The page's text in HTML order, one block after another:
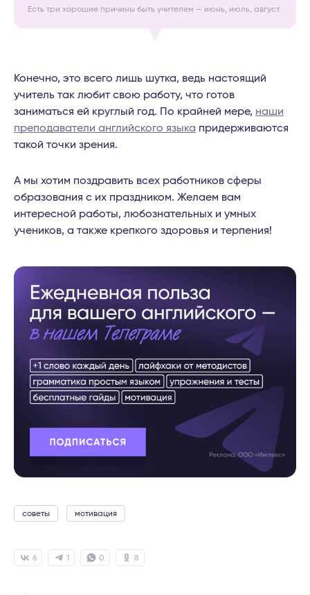
Есть три хорошие причины быть учителем — июнь, июль, август.
Конечно, это всего лишь шутка, ведь настоящий
учитель так любит свою работу, что готов
заниматься ей круглый год. По крайней мере, наши
преподаватели английского языка придерживаются
такой точки зрения.
А мы хотим поздравить всех работников сферы
образования с их праздником. Желаем вам
интересной работы, любознательных и умных
учеников, а также крепкого здоровья и терпения!
советы мотивация
6 8
1 0